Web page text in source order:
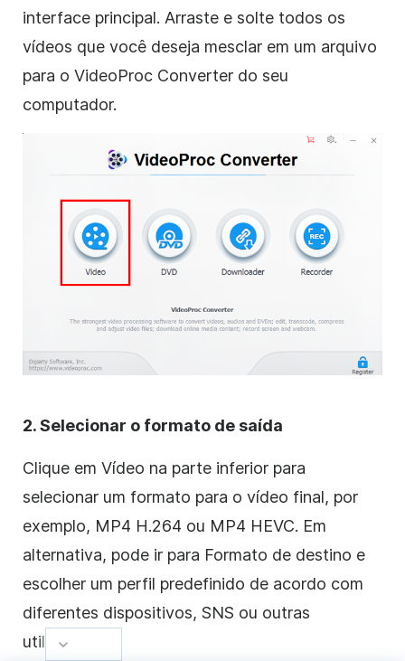
interface principal. Arraste e solte todos os
vídeos que você deseja mesclar em um arquivo
para o VideoProc Converter do seu
computador.
2. Selecionar o formato de saída
Clique em Vídeo na parte inferior para
selecionar um formato para o vídeo final, por
exemplo, MP4 H.264 ou MP4 HEVC. Em
alternativa, pode ir para Formato de destino e
escolher um perfil predefinido de acordo com
diferentes dispositivos, SNS ou outras
utilizações.